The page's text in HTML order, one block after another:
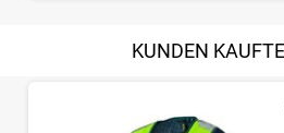
KUNDEN